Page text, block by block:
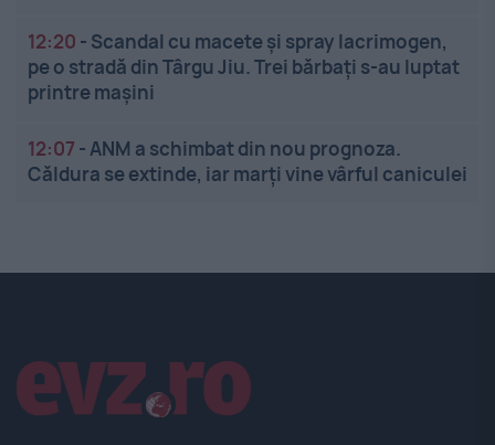
12:20 - Scandal cu macete și spray lacrimogen,
pe o stradă din Târgu Jiu. Trei bărbați s-au luptat
printre mașini
12:07 -ANM a schimbat din nou prognoza.
Căldura se extinde, iar marți vine vârful caniculei
Linkuri utile